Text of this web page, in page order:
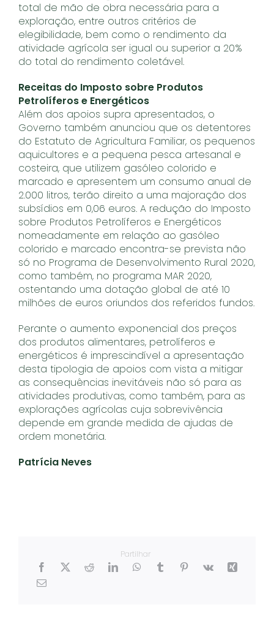
total de mão de obra necessária para a
exploração, entre outros critérios de
elegibilidade, bem como o rendimento da
atividade agrícola ser igual ou superior a 20%
do total do rendimento coletável.
Receitas do Imposto sobre Produtos
Petrolíferos e Energéticos
Além dos apoios supra apresentados, o
Governo também anunciou que os detentores
do Estatuto de Agricultura Familiar, os pequenos
aquicultores e a pequena pesca artesanal e
costeira, que utilizem gasóleo colorido e
marcado e apresentem um consumo anual de
2.000 litros, terão direito a uma majoração dos
subsídios em 0,06 euros. A redução do Imposto
sobre Produtos Petrolíferos e Energéticos
nomeadamente em relação ao gasóleo
colorido e marcado encontra-se prevista não
só no Programa de Desenvolvimento Rural 2020,
como também, no programa MAR 2020,
ostentando uma dotação global de até 10
milhões de euros oriundos dos referidos fundos.
Perante o aumento exponencial dos preços
dos produtos alimentares, petrolíferos e
energéticos é imprescindível a apresentação
desta tipologia de apoios com vista a mitigar
as consequências inevitáveis não só para as
atividades produtivas, como também, para as
explorações agrícolas cuja sobrevivência
depende em grande medida de ajudas de
ordem monetária.
Patrícia Neves
Partilhar